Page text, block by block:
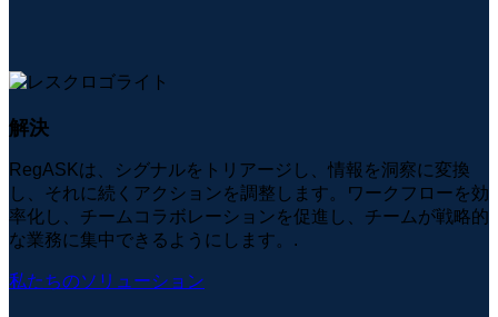
解決
RegASKは、シグナルをトリアージし、情報を洞察に変換
し、それに続くアクションを調整します。ワークフローを効
率化し、チームコラボレーションを促進し、チームが戦略的
な業務に集中できるようにします。.
私たちのソリューション